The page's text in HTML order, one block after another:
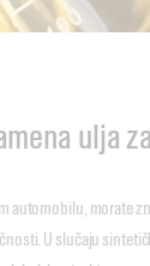
ulja
automobilu, morate
U slučaju